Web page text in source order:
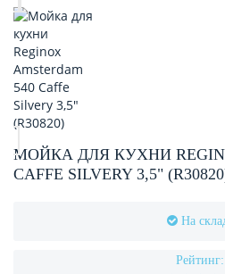
МОЙКА ДЛЯ КУХНИ
CAFFE SILVERY 3,5"
На
Рейтинг: